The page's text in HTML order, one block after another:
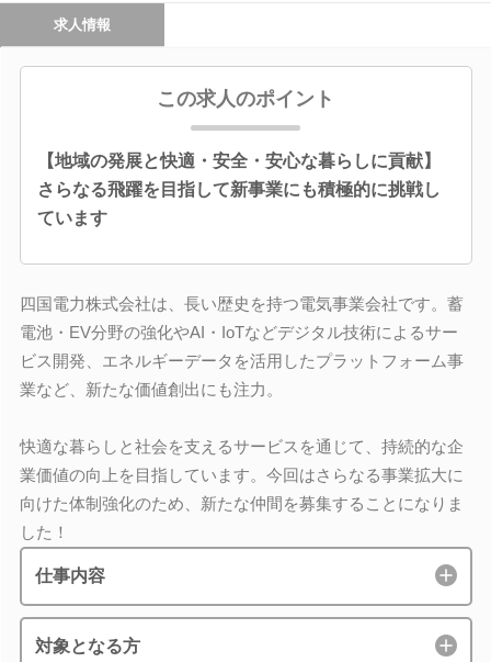
求人情報
この求人のポイント
【地域の発展と快適・安全・安心な暮らしに貢献】
さらなる飛躍を目指して新事業にも積極的に挑戦し
ています
四国電力株式会社は、長い歴史を持つ電気事業会社です。蓄
電池・EV分野の強化やAI・IoTなどデジタル技術によるサー
ビス開発、エネルギーデータを活用したプラットフォーム事
業など、新たな価値創出にも注力。
快適な暮らしと社会を支えるサービスを通じて、持続的な企
業価値の向上を目指しています。今回はさらなる事業拡大に
向けた体制強化のため、新たな仲間を募集することになりま
した！
仕事内容
対象となる方